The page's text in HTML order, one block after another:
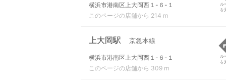
横浜市港南区上大岡西１-６-１
このページの店舗から 214 m
ル
を
上大岡駅 京急本線
横浜市港南区上大岡西１-６-１
このページの店舗から 309 m
ル
を